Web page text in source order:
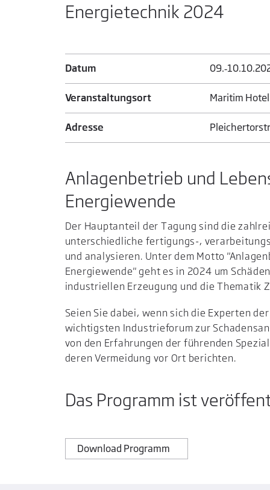
Energietechnik 2024
Datum
Veranstaltungsort Maritim
Adresse
Anlagenbetrieb und
Energiewende
Der Hauptanteil der Tagung sind die
unterschiedliche fertigungs-,
und analysieren. Unter dem Motto
Energiewende" geht es in 2024 um
industriellen Erzeugung und die Thematik
Seien Sie dabei, wenn sich die Experten
wichtigsten Industrieforum zur
von den Erfahrungen der führenden
deren Vermeidung vor Ort berichten.
Das Programm ist
Download Programm